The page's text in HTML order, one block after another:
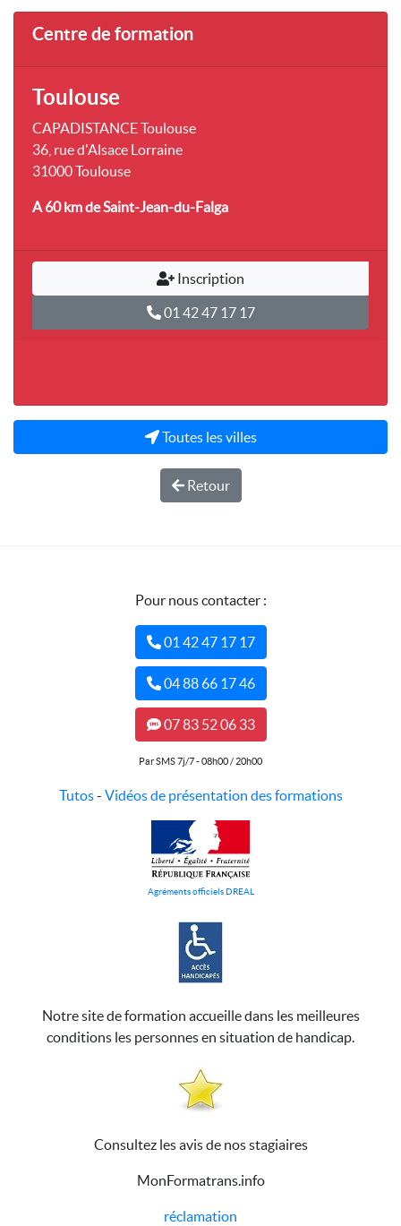
Centre de formation
Toulouse
CAPADISTANCE Toulouse
36, rue d'Alsace Lorraine
31000 Toulouse
A 60 kmde Saint-Jean-du-Falga
Inscription
01 42 47 17 17
Toutes les villes
Retour
Pour nous contacter :
01 42 47 17 17
04 88 66 17 46
07 83 52 06 33
Par SMS 7j/7 - 08h00 / 20h00
Tutos- Vidéos de présentation des formations
Agréments officiels DREAL
Notre site de formation accueille dans les meilleures
conditions les personnes en situation de handicap.
Consultez les avis de nos stagiaires
MonFormatrans.info
réclamation